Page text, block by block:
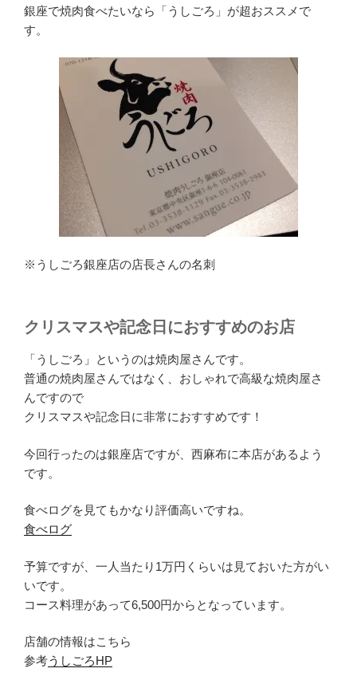
銀座で焼肉食べたいなら「うしごろ」が超おススメで
す。
※うしごろ銀座店の店長さんの名刺
クリスマスや記念日におすすめのお店
「うしごろ」というのは焼肉屋さんです。
普通の焼肉屋さんではなく、おしゃれで高級な焼肉屋さ
んですので
クリスマスや記念日に非常におすすめです！
今回行ったのは銀座店ですが、西麻布に本店があるよう
です。
食べログを見てもかなり評価高いですね。
食べログ
予算ですが、一人当たり1万円くらいは見ておいた方がい
いです。
コース料理があって6,500円からとなっています。
店舗の情報はこちら
参考うしごろHP